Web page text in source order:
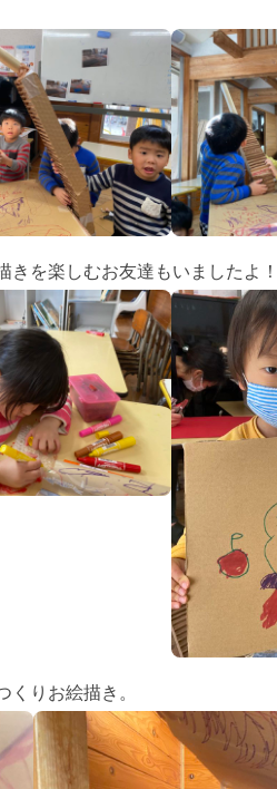
を楽しむお友達もいましたよ！
りお絵描き。